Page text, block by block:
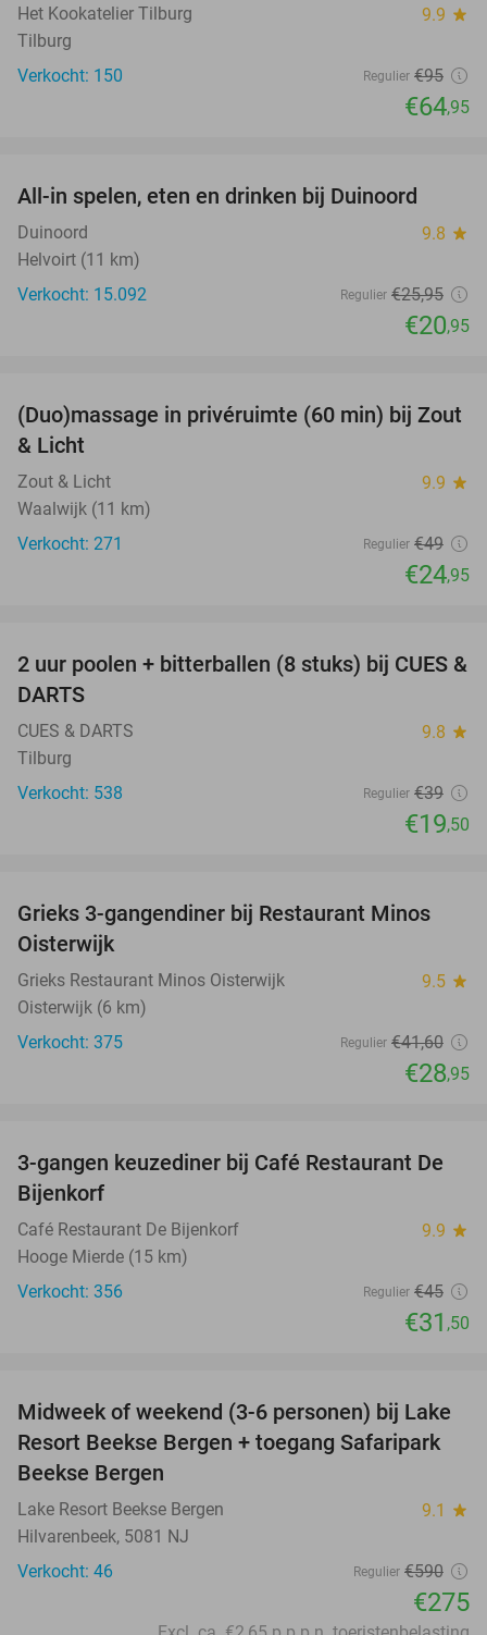
Het Kookatelier Tilburg 9.9 star
Tilburg
Verkocht: 150
Regulier €95
€64,95
All-in spelen, eten en drinken bij Duinoord
Duinoord 9.8 star
Helvoirt (11 km)
Verkocht: 15.092
Regulier €25,95
€20,95
49%
(Duo)massage in privéruimte (60 min) bij Zout
& Licht
Zout & Licht 9.9 star
Waalwijk (11 km)
Verkocht: 271
Regulier €49
€24,95
50%
2 uur poolen + bitterballen (8 stuks) bij CUES &
DARTS
CUES & DARTS 9.8 star
Tilburg
Verkocht: 538
Regulier €39
€19,50
30%
Grieks 3-gangendiner bij Restaurant Minos
Oisterwijk
Grieks Restaurant Minos Oisterwijk 9.5 star
Oisterwijk (6 km)
Verkocht: 375
Regulier €41,60
€28,95
30%
3-gangen keuzediner bij Café Restaurant De
Bijenkorf
Café Restaurant De Bijenkorf 9.9 star
Hooge Mierde (15 km)
Verkocht: 356
Regulier €45
€31 ,50
53%
Midweek of weekend (3-6 personen) bij Lake
Resort Beekse Bergen + toegang Safaripark
Beekse Bergen
Lake Resort Beekse Bergen 9.1 star
Hilvarenbeek, 5081 NJ
Verkocht: 46
Regulier €590
€275